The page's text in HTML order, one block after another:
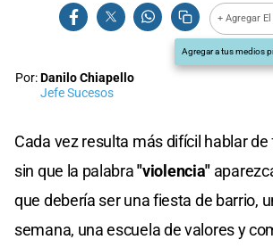
+ Agregar
Agregar a tus medios
Por:Danilo Chiapello
Jefe Sucesos
Cada vez resulta más difícil hablar
sin que la palabra"violencia"
que debería ser una fiesta de barrio,
semana, una escuela de valores y